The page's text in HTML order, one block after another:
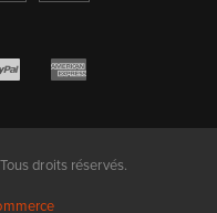
droits réservés.